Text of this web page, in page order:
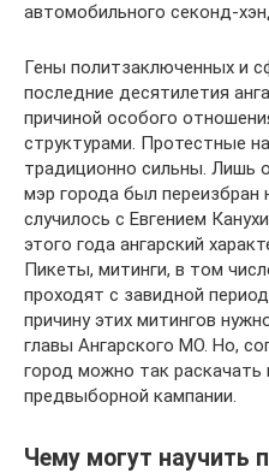
автомобильного секонд-
Гены политзаключенных и
последние десятилетия
причиной особого
структурами. Протестные
традиционно сильны. Лишь
мэр города был переизбран
случилось с Евгением
этого года ангарский
Пикеты, митинги, в том
проходят с завидной
причину этих митингов
главы Ангарского МО. Но,
город можно так раскачать
предвыборной кампании.
Чему могут научить